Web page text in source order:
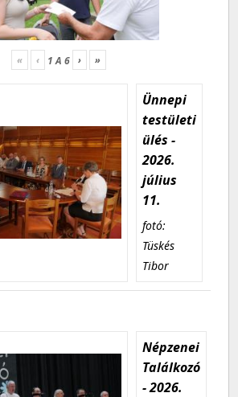
« ‹ 1A 6 › »
Ünnepi
testületi
ülés -
2026.
július
11.
fotó:
Tüskés
Tibor
Népzenei
Találkozó
- 2026.